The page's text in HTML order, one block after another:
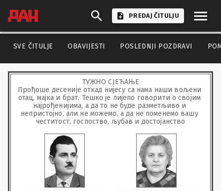
PREDAJ ČITULJU
SVE ČITULJE OBAVIJESTI POSLEDNJI POZDRAVI
ТУЖНО СЈЕЋАЊЕ
Прођоше десеније откад нијесу са нама наши вољени
отац, мајка и брат. Тешко је лијепо говорити о својим
најрођенијима, а да то не буде разметљиво и
непристојно, али не можемо, а да не поменемо вашу
честитост, госпоство, љубав и достојанство